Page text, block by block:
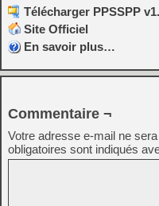
Télécharger PPSSPP
Site Officiel
En savoir plus…
Commentaire ¬
Votre adresse e-mail ne
obligatoires sont indiqués